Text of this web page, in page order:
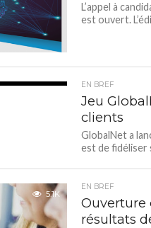
L’appel à
est ouvert.
EN BREF
Jeu
clients
GlobalNet a
est de fidéliser
5.1K
EN BREF
Ouverture
résultats